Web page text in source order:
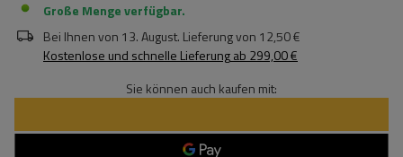
Große Menge verfügbar
Bei Ihnen von 13. August. Lieferung von 12,50 €
Kostenlose und schnelle Lieferungab 299,00 €
Sie können auch kaufen mit: